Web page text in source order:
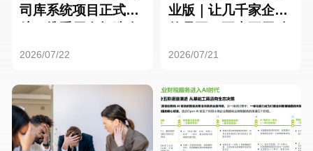
司库系统项目正式启
2026/07/22
业版｜让几千家企业
2026/07/21